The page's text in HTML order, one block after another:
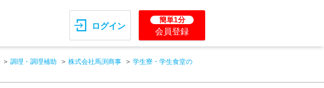
ログイン
簡単1分
会員登録
調理・調理補助 株式会社馬渕商事
学生寮・学生食堂の